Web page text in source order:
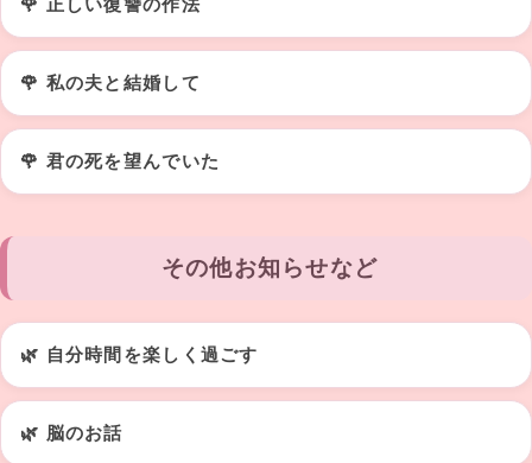
🌹 私の夫と結婚して
🌹 君の死を望んでいた
その他お知らせなど
🌿 自分時間を楽しく過ごす
🌿 脳のお話